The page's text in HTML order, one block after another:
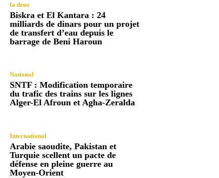
la deux
Biskra et El Kantara : 24
milliards de dinars pour un projet
de transfert d’eau depuis le
barrage de Beni Haroun
National
SNTF : Modification temporaire
du trafic des trains sur les lignes
Alger-El Afroun et Agha-Zeralda
International
Arabie saoudite, Pakistan et
Turquie scellent un pacte de
défense en pleine guerre au
Moyen-Orient